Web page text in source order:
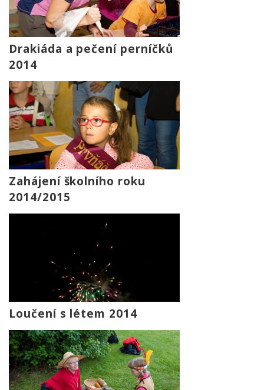
Drakiáda a pečení perníčků
2014
Zahájení školního roku
2014/2015
Loučení s létem 2014